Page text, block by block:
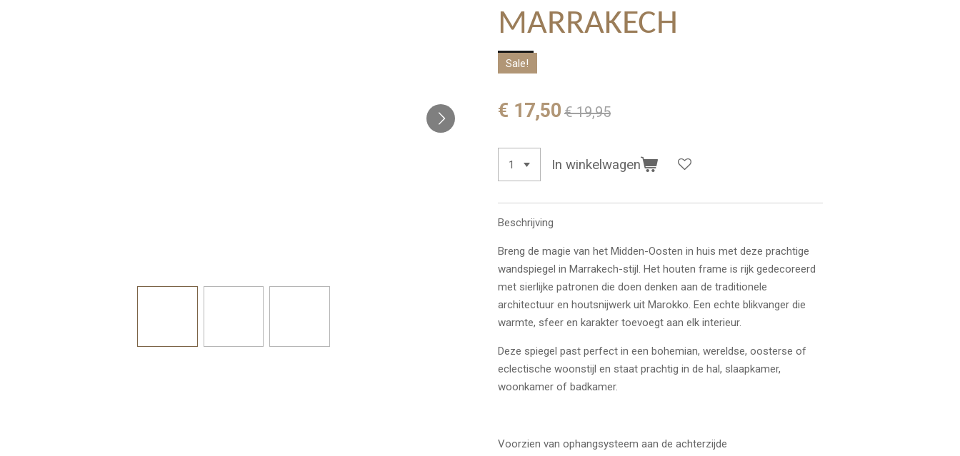
MARRAKECH
Sale!
€ 17,50 € 19,95
In winkelwagen
Beschrijving
Breng de magie van het Midden-Oosten in huis met deze prachtige
wandspiegel in Marrakech-stijl. Het houten frame is rijk gedecoreerd
met sierlijke patronen die doen denken aan de traditionele
architectuur en houtsnijwerk uit Marokko. Een echte blikvanger die
warmte, sfeer en karakter toevoegt aan elk interieur.
Deze spiegel past perfect in een bohemian, wereldse, oosterse of
eclectische woonstijl en staat prachtig in de hal, slaapkamer,
woonkamer of badkamer.
Voorzien van ophangsysteem aan de achterzijde